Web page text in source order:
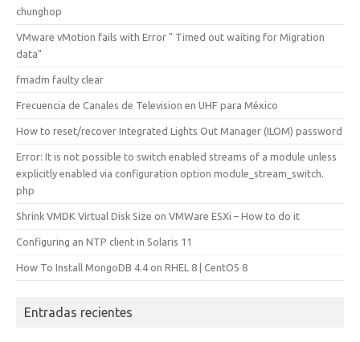
chunghop
VMware vMotion fails with Error " Timed out waiting for Migration
data"
fmadm faulty clear
Frecuencia de Canales de Television en UHF para México
How to reset/recover Integrated Lights Out Manager (ILOM) password
Error: It is not possible to switch enabled streams of a module unless
explicitly enabled via configuration option module_stream_switch.
php
Shrink VMDK Virtual Disk Size on VMWare ESXi – How to do it
Configuring an NTP client in Solaris 11
How To Install MongoDB 4.4 on RHEL 8 | CentOS 8
Entradas recientes